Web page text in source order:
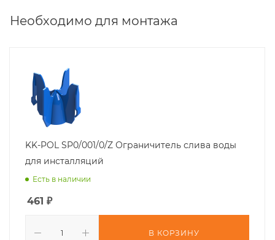
Необходимо для монтажа
KK-POL SP0/001/0/Z Ограничитель слива воды
для инсталляций
Есть в наличии
461 ₽
В КОРЗИНУ